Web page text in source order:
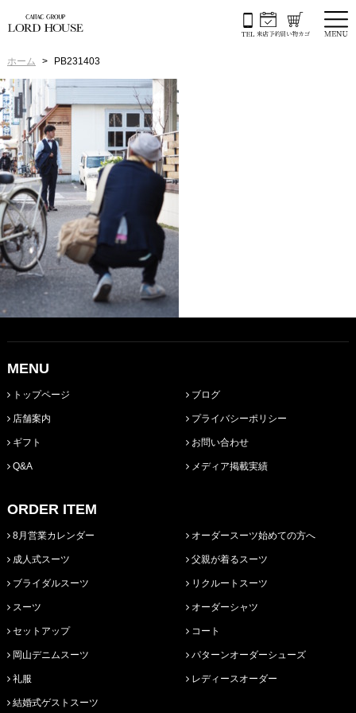
ホーム PB231403
MENU
トップページ
店舗案内
ギフト
Q&A
ブログ
プライバシーポリシー
お問い合わせ
メディア掲載実績
ORDER ITEM
8月営業カレンダー
成人式スーツ
ブライダルスーツ
スーツ
セットアップ
岡山デニムスーツ
礼服
結婚式ゲストスーツ
オーダースーツ始めての方へ
父親が着るスーツ
リクルートスーツ
オーダーシャツ
コート
パターンオーダーシューズ
レディースオーダー